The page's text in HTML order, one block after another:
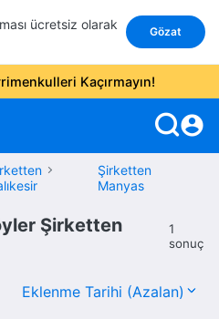
ücretsiz olarak
Gözat
Kaçırmayın!
account_circle
Şirketten
Manyas
Şirketten
1
sonuç